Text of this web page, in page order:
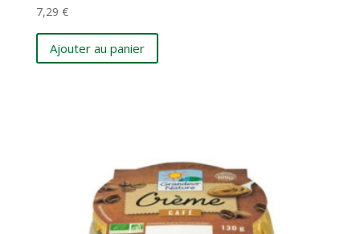
7,29 €
Ajouter au panier